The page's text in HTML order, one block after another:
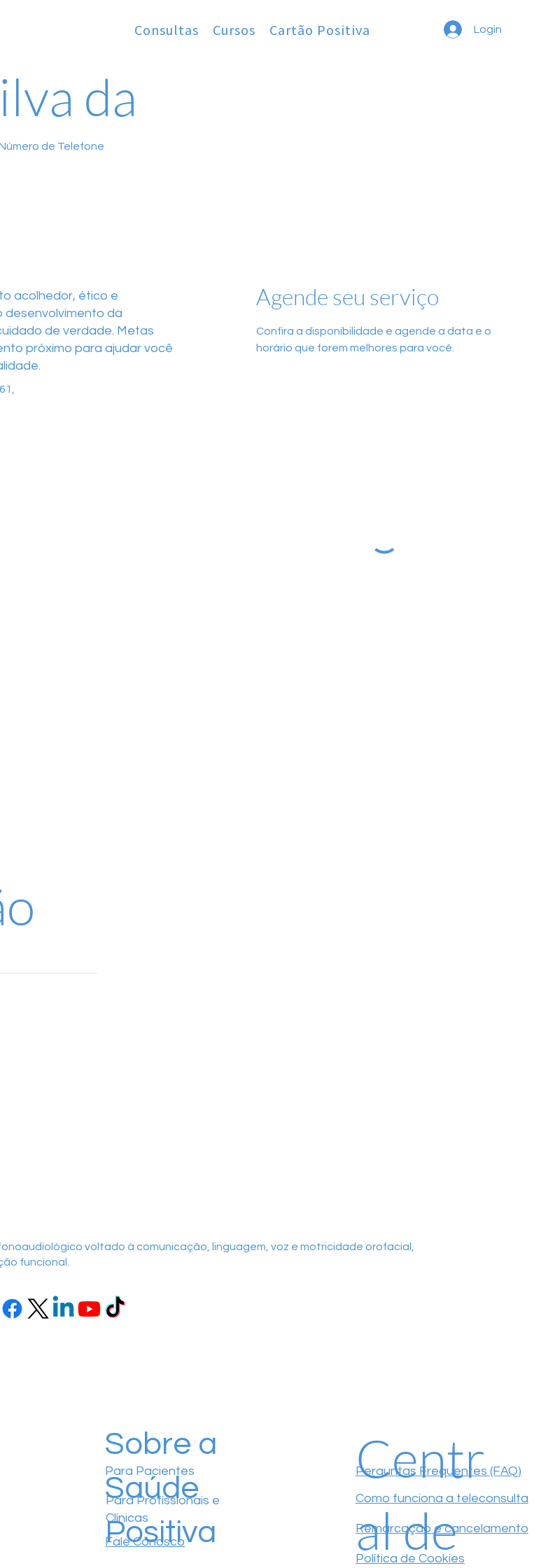
Cartão Positiva
Cursos
Consultas Login
da
de Telefone
acolhedor, ético e
desenvolvimento da
de verdade. Metas
próximo para ajudar você
Agende seu serviço
Confira a disponibilidade e agende a data e o
horário que forem melhores para você.
voltado à comunicação, linguagem, voz e motricidade orofacial,
funcional.
Sobre a
Saúde
Positiva
Para Pacientes
Para Profissionais e
Clínicas
Fale Conosco
Centr
al de
Perguntas Frequentes (FAQ)
Como funciona a teleconsulta
Remarcação e cancelamento
Política de Cookies